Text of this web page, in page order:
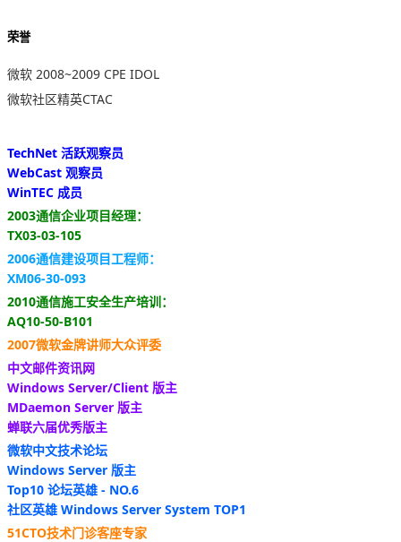
荣誉
微软 2008~2009 CPE IDOL
微软社区精英CTAC
TechNet 活跃观察员
WebCast 观察员
WinTEC 成员
2003通信企业项目经理：
TX03-03-105
2006通信建设项目工程师：
XM06-30-093
2010通信施工安全生产培训：
AQ10-50-B101
2007微软金牌讲师大众评委
中文邮件资讯网
Windows Server/Client 版主
MDaemon Server 版主
蝉联六届优秀版主
微软中文技术论坛
Windows Server 版主
Top10 论坛英雄 - NO.6
社区英雄 Windows Server System TOP1
51CTO技术门诊客座专家